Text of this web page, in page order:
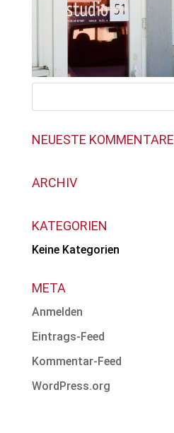
NEUESTE KOMMENTARE
ARCHIV
KATEGORIEN
Keine Kategorien
META
Anmelden
Eintrags-Feed
Kommentar-Feed
WordPress.org